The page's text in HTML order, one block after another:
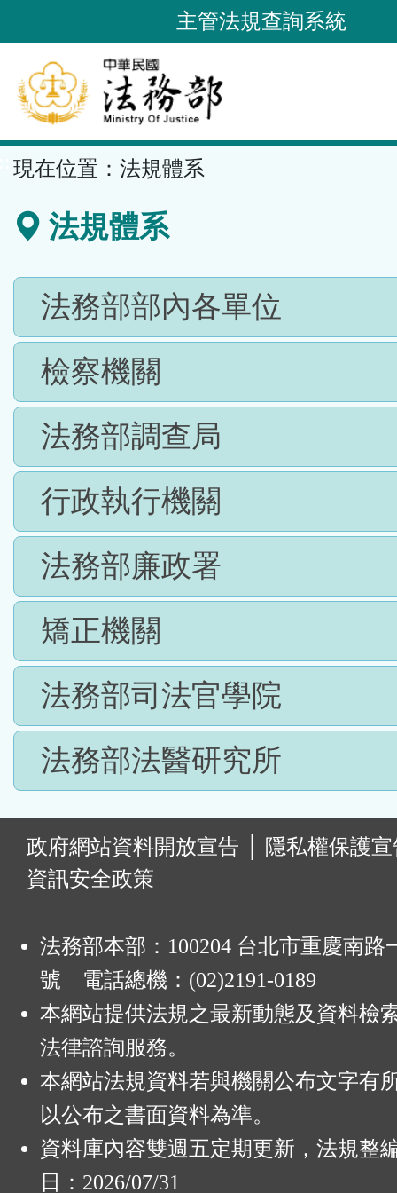
到
要
內
容
區
主管法規查詢系統
現在位置： 法規體系
法規體系
法務部部內各單位
檢察機關
法務部調查局
行政執行機關
法務部廉政署
矯正機關
法務部司法官學院
法務部法醫研究所
政府網站資料開放宣告
隱私權保護
資訊安全政策
法務部本部：100204 台北市重慶南路
號 電話總機：(02)2191-0189
本網站提供法規之最新動態及資料檢
法律諮詢服務。
本網站法規資料若與機關公布文字有
以公布之書面資料為準。
資料庫內容雙週五定期更新，法規整
日：2026/07/31